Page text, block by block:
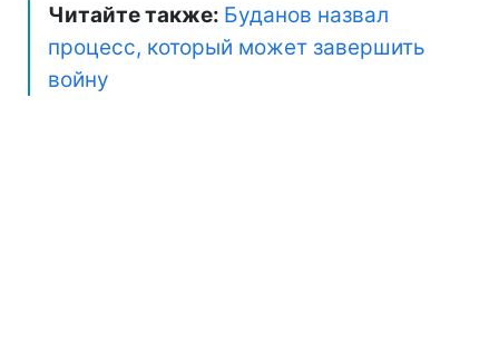
Читайте также: Буданов назвал
процесс, который может завершить
войну